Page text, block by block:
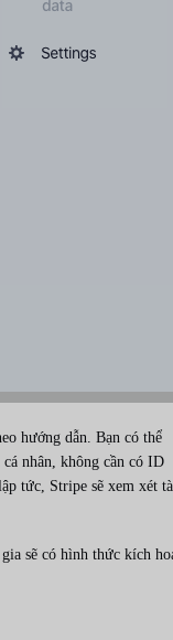
hướng dẫn. Bạn có thể
nhân, không cần có ID
tức, Stripe sẽ xem xét
sẽ có hình thức kích